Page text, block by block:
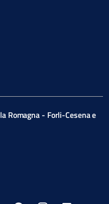
Romagna - Forli-Cesena e